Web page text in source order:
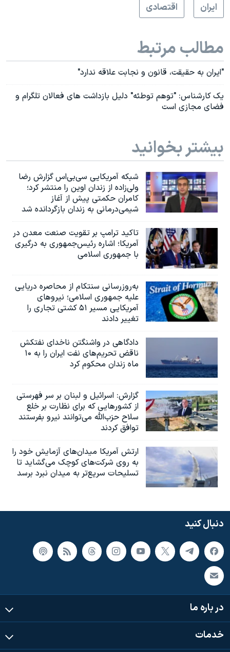
ايران
اقتصادی
مطالب مرتبط
"ایران به حقیقت، قانون و نجابت علاقه ندارد"
یک کارشناس: "توهم توطئه" دلیل بازداشت های فعالان تلگرام و
فضای مجازی است
بیشتر بخوانید
شبکه آمریکایی سی‌بی‌‌اس گزارش رضا
ولی‌زاده از زندان اوین را منتشر کرد؛
کامران حکمتی پیش از آغاز
شیمی‌درمانی به زندان بازگردانده شد
تاکید ترامپ بر تقویت صنعت معدن در
آمریکا؛ اشاره رئیس‌جمهوری به درگیری
با جمهوری اسلامی
به‌روزرسانی سنتکام از محاصره دریایی
علیه جمهوری اسلامی؛ نیروهای
آمریکایی مسیر ۵۱ کشتی تجاری را
تغییر دادند
دادگاهی در واشنگتن ناخدای نفتکش
ناقض تحریم‌های نفت ایران را به ۱۰
ماه زندان محکوم کرد
گزارش‌: اسرائيل و لبنان بر سر فهرستی
از کشورهایی که برای نظارت بر خلع
سلاح حزب‌الله می‌توانند نیرو بفرستند
توافق کردند
ارتش آمریکا میدان‌های آزمایش خود را
به روی شرکت‌های کوچک می‌گشاید تا
تسلیحات سریع‌تر به میدان نبرد برسد
دنبال کنید
در باره ما
خدمات